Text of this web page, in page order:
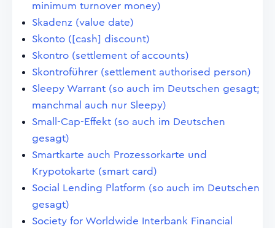
minimum turnover money)
Skadenz (value date)
Skonto ([cash] discount)
Skontro (settlement of accounts)
Skontroführer (settlement authorised person)
Sleepy Warrant (so auch im Deutschen gesagt;
manchmal auch nur Sleepy)
Small-Cap-Effekt (so auch im Deutschen
gesagt)
Smartkarte auch Prozessorkarte und
Krypotokarte (smart card)
Social Lending Platform (so auch im Deutschen
gesagt)
Society for Worldwide Interbank Financial